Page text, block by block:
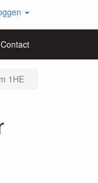
Contact
1HE